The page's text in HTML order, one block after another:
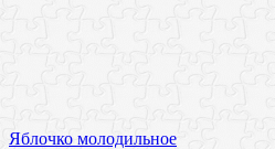
Яблочко молодильное